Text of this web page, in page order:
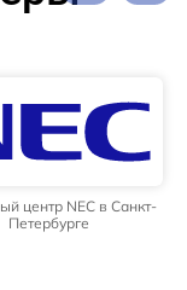
центр NEC в Санкт-
Петербурге